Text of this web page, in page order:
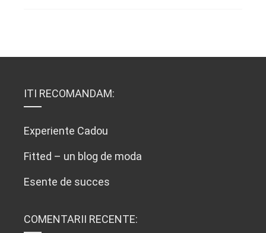
ITI RECOMANDAM:
Experiente Cadou
Fitted – un blog de moda
Esente de succes
COMENTARII RECENTE: